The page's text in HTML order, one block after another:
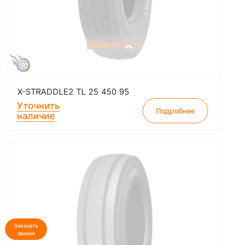
Заказать
звонок
X-STRADDLE2 TL 25 450 95
Уточнить
наличие
Подробнее